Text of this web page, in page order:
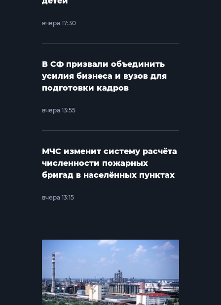
вчера 17:30
В СФ призвали объединить
усилия бизнеса и вузов для
подготовки кадров
вчера 13:55
МЧС изменит систему расчёта
численности пожарных
бригад в населённых пунктах
вчера 13:15